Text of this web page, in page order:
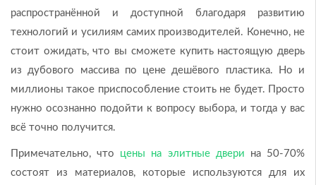
распространённой и доступной благодаря развитию
технологий и усилиям самих производителей. Конечно, не
стоит ожидать, что вы сможете купить настоящую дверь
из дубового массива по цене дешёвого пластика. Но и
миллионы такое приспособление стоить не будет. Просто
нужно осознанно подойти к вопросу выбора, и тогда у вас
всё точно получится.
Примечательно, что цены на элитные двери на 50-70%
состоят из материалов, которые используются для их